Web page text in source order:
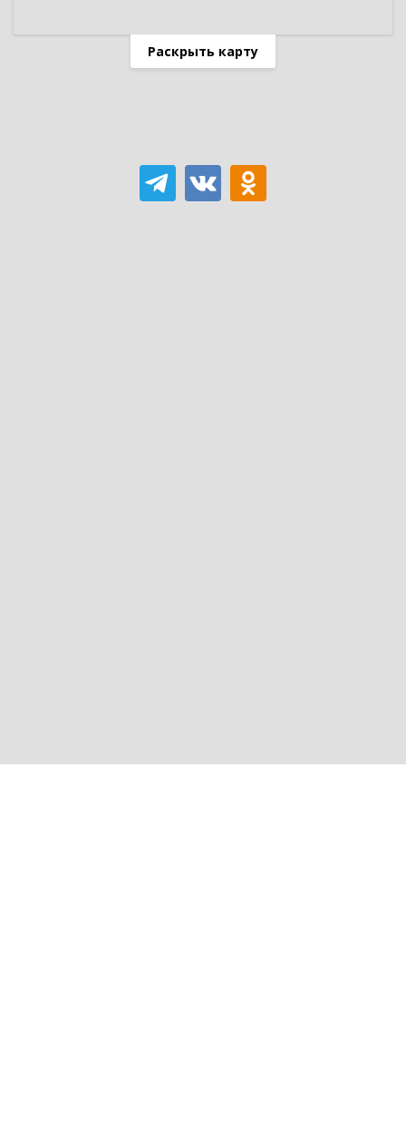
Раскрыть карту